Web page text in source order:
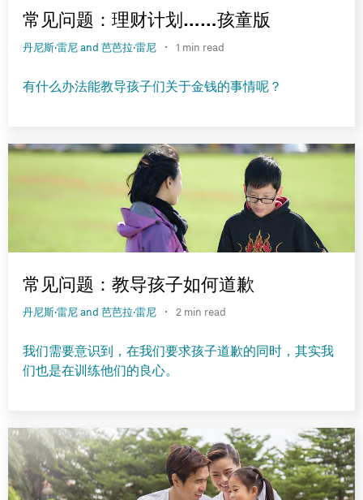
常见问题：理财计划……孩童版
丹尼斯·雷尼 and 芭芭拉·雷尼 · 1 min read
有什么办法能教导孩子们关于金钱的事情呢？
常见问题：教导孩子如何道歉
丹尼斯·雷尼 and 芭芭拉·雷尼 · 2 min read
我们需要意识到，在我们要求孩子道歉的同时，其实我
们也是在训练他们的良心。